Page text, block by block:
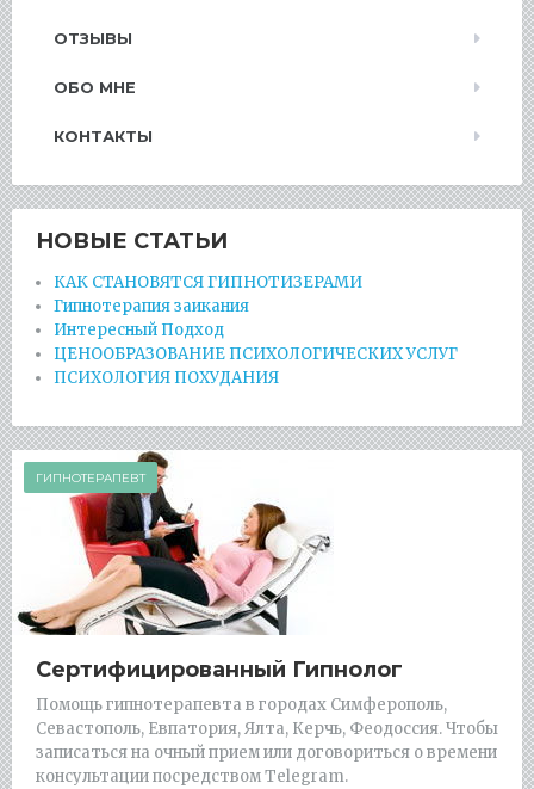
ОТЗЫВЫ
ОБО МНЕ
КОНТАКТЫ
НОВЫЕ СТАТЬИ
КАК СТАНОВЯТСЯ ГИПНОТИЗЕРАМИ
Гипнотерапия заикания
Интересный Подход
ЦЕНООБРАЗОВАНИЕ ПСИХОЛОГИЧЕСКИХ УСЛУГ
ПСИХОЛОГИЯ ПОХУДАНИЯ
ГИПНОТЕРАПЕВТ
Сертифицированный Гипнолог
Помощь гипнотерапевта в городах Симферополь,
Севастополь, Евпатория, Ялта, Керчь, Феодоссия. Чтобы
записаться на очный прием или договориться о времени
консультации посредством Telegram.